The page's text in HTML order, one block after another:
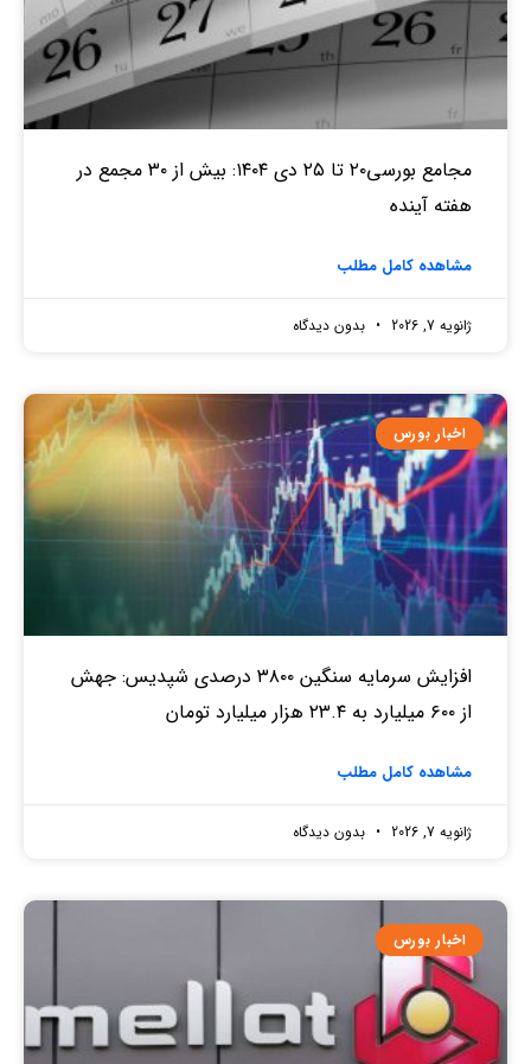
مجامع بورسی۲۰ تا ۲۵ دی ۱۴۰۴: بیش از ۳۰ مجمع در
هفته آینده
مشاهده کامل مطلب
ژانویه 7, 2026 بدون دیدگاه
اخبار بورس
افزایش سرمایه سنگین ۳۸۰۰ درصدی شپدیس: جهش
از ۶۰۰ میلیارد به ۲۳.۴ هزار میلیارد تومان
مشاهده کامل مطلب
ژانویه 7, 2026 بدون دیدگاه
اخبار بورس